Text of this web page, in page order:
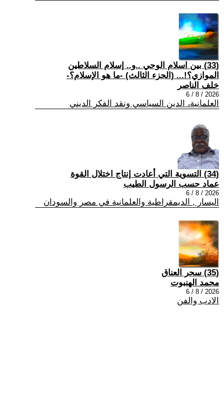
(33) بين اسلام الوحي ..و.. إسلام السلاطين
الموازي؟!... (الجزء الثالث) -ما هو الإسلام؟-
خلف الناصر
2026 / 8 / 6
العلمانية، الدين السياسي ونقد الفكر الديني
(34) التسوية التي أعادت إنتاج اختلال القوة
عماد حسب الرسول الطيب
2026 / 8 / 6
اليسار , الديمقراطية والعلمانية في مصر والسودان
(35) سحر العناق
محمد الهنبوت
2026 / 8 / 6
الادب والفن